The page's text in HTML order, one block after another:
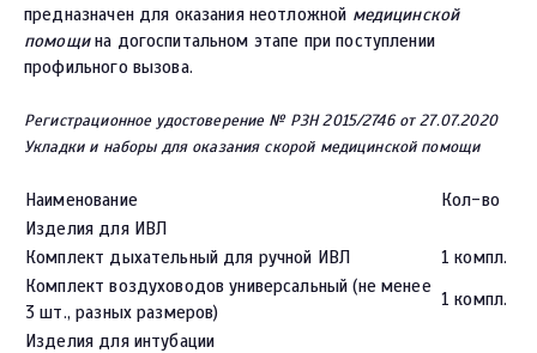
предназначен для оказания неотложной медицинской
помощина догоспитальном этапе при поступлении
профильного вызова.
Регистрационное удостоверение № РЗН 2015/2746 от 27.07.2020
Укладки и наборы для оказания скорой медицинской помощи
Наименование
Кол-во
Изделия для ИВЛ
Комплект дыхательный для ручной ИВЛ
1 компл.
Комплект воздуховодов универсальный (не менее
3 шт., разных размеров)
1 компл.
Изделия для интубации